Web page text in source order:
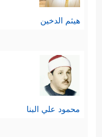
هيثم الدخين
محمود علي البنا